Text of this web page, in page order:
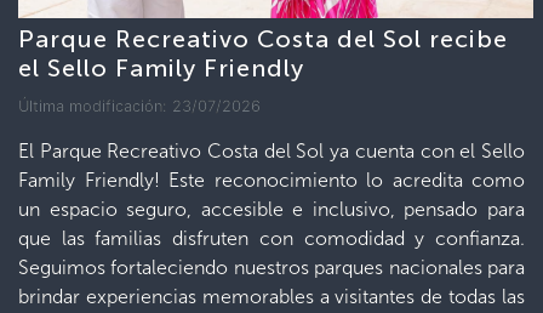
Parque Recreativo Costa del Sol recibe
el Sello Family Friendly
Última modificación: 23/07/2026
El Parque Recreativo Costa del Sol ya cuenta con el Sello
Family Friendly! Este reconocimiento lo acredita como
un espacio seguro, accesible e inclusivo, pensado para
que las familias disfruten con comodidad y confianza.
Seguimos fortaleciendo nuestros parques nacionales para
brindar experiencias memorables a visitantes de todas las